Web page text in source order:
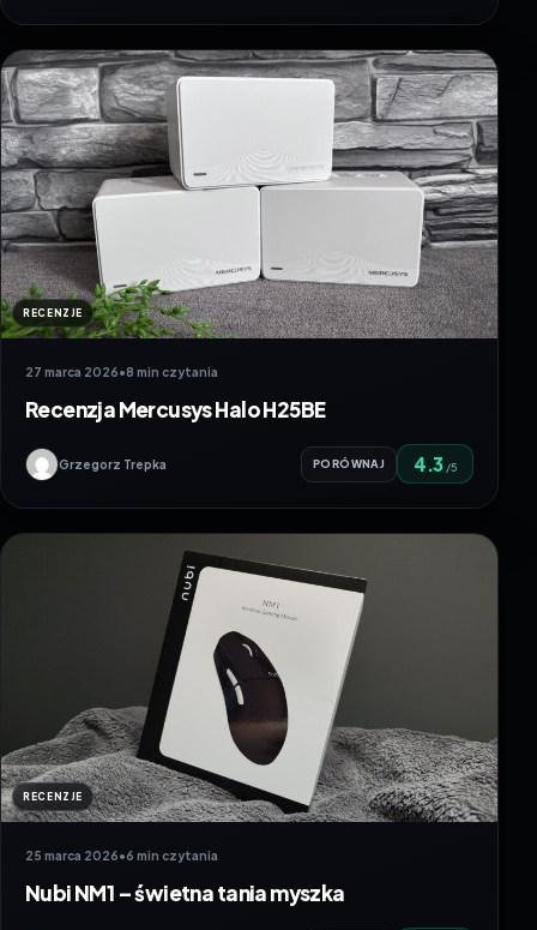
RECENZJE
27 marca 2026•8 min czytania
Recenzja Mercusys Halo H25BE
Grzegorz Trepka PORÓWNAJ 4.3 /5
RECENZJE
25 marca 2026•6 min czytania
Nubi NM1 – świetna tania myszka